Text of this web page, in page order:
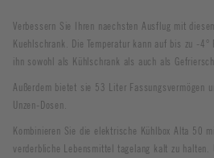
Verbessern Sie Ihren naechsten Ausflug mit
Kuehlschrank. Die Temperatur kann auf bis zu -
ihn sowohl als Kühlschrank als auch als
Außerdem bietet sie 53 Liter Fassungsvermögen
Unzen-Dosen.
Kombinieren Sie die elektrische Kühlbox Alta 50
verderbliche Lebensmittel tagelang kalt zu halten.